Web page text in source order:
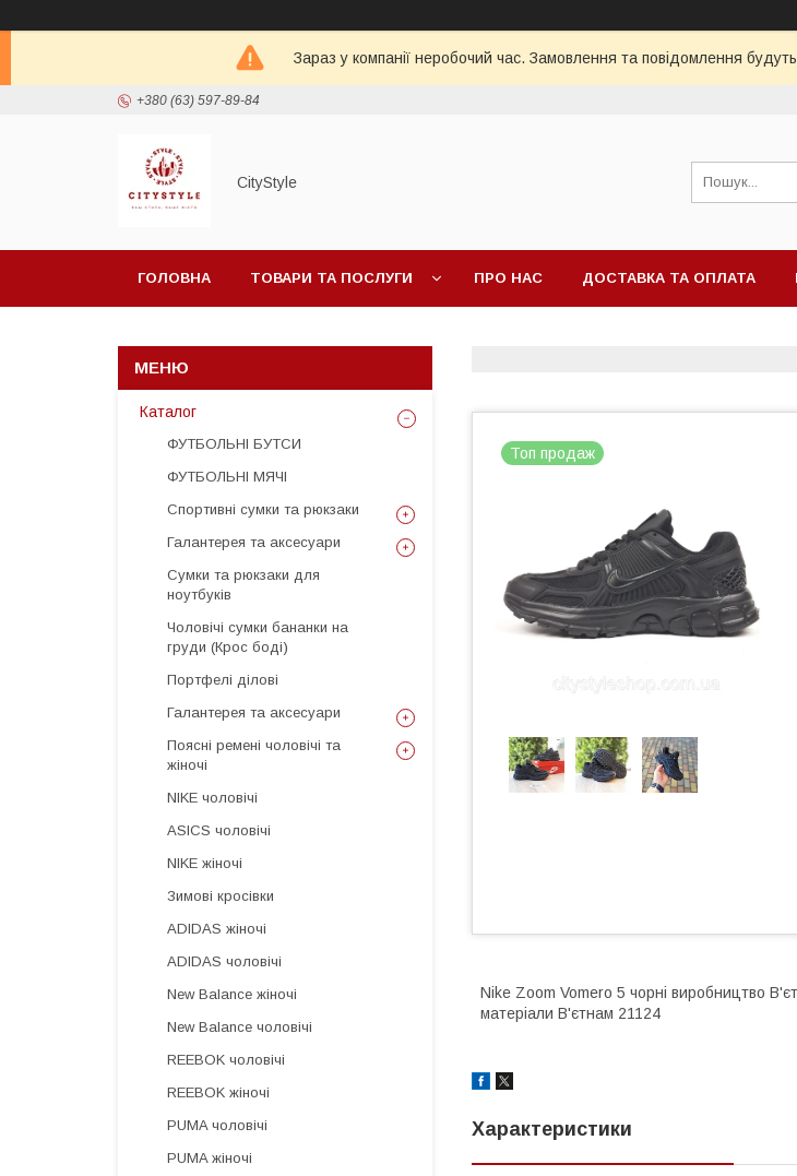
Зараз у компанії неробочий час. Замовлення та повідомлення
+380 (63) 597-89-84
CityStylе
ГОЛОВНА ТОВАРИ ТА ПОСЛУГИ ПРО НАС ДОСТАВКА ТА ОПЛАТА
Топ продаж
Nike Zoom Vomero 5 чорні виробництво
матеріали В'єтнам 21124
Характеристики
Каталог
ФУТБОЛЬНІ БУТСИ
ФУТБОЛЬНІ МЯЧІ
Спортивні сумки та рюкзаки
Галантерея та аксесуари
Сумки та рюкзаки для
ноутбуків
Чоловічі сумки бананки на
груди (Крос боді)
Портфелі ділові
Галантерея та аксесуари
Поясні ремені чоловічі та
жіночі
NIKE чоловічі
ASICS чоловічі
NIKE жіночі
Зимові кросівки
ADIDAS жіночі
ADIDAS чоловічі
New Balance жіночі
New Balance чоловічі
REEBOK чоловічі
REEBOK жіночі
PUMA чоловічі
PUMA жіночі